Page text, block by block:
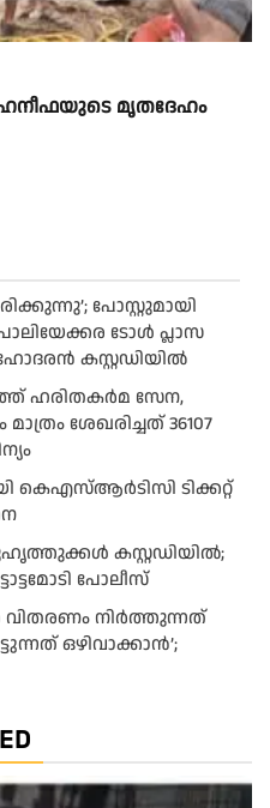
ഹനീഫയുടെ മൃതദേഹം
പോസ്റ്റുമായി
ടോൾ പ്ലാസ
കസ്റ്റഡിയിൽ
ഹരിതകര്‍മ സേന,
ശേഖരിച്ചത് 36107
കെഎസ്ആര്‍ടിസി ടിക്കറ്റ്
കസ്റ്റഡിയിൽ;
പോലീസ്
വിതരണം നി‍‍ർത്തുന്നത്
ഒഴിവാക്കാൻ’;